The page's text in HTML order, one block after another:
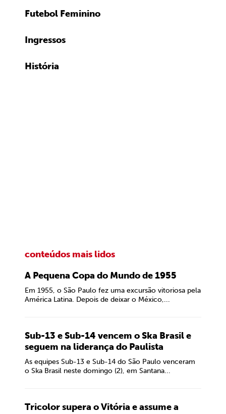
Futebol Feminino
Ingressos
História
conteúdos mais lidos
A Pequena Copa do Mundo de 1955
Em 1955, o São Paulo fez uma excursão vitoriosa pela
América Latina. Depois de deixar o México,...
Sub-13 e Sub-14 vencem o Ska Brasil e
seguem na liderança do Paulista
As equipes Sub-13 e Sub-14 do São Paulo venceram
o Ska Brasil neste domingo (2), em Santana...
Tricolor supera o Vitória e assume a